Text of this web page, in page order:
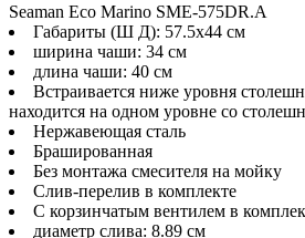
Seaman Eco Marino SME-575DR.A
Габариты (Ш Д): 57.5x44 см
ширина чаши: 34 см
длина чаши: 40 см
Встраивается ниже уровня
находится на одном уровне со
Нержавеющая сталь
Брашированная
Без монтажа смесителя на мойку
Слив-перелив в комплекте
С корзинчатым вентилем в
диаметр слива: 8.89 см